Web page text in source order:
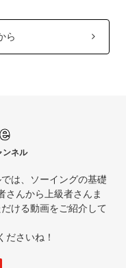
ら
ンネル
は、ソーイングの基礎
さんから上級者さんま
ける動画をご紹介して
ださいね！